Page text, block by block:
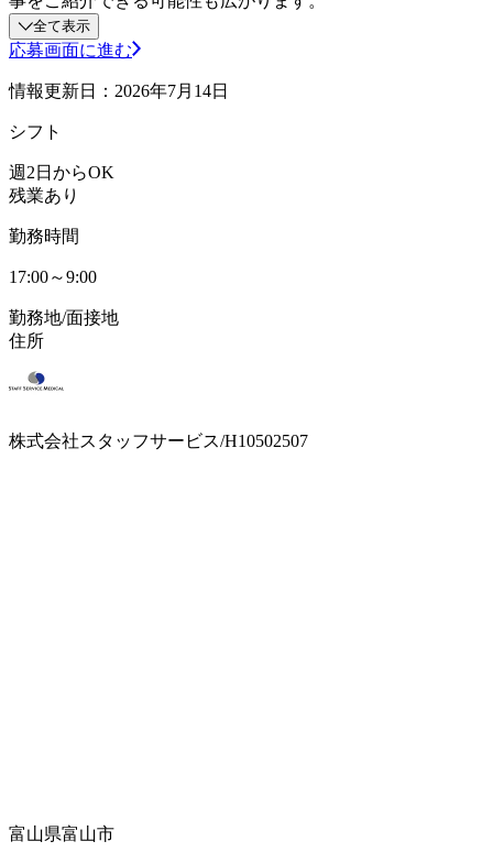
全て表示
応募画面に進む
情報更新日：2026年7月14日
シフト
週2日からOK
残業あり
勤務時間
17:00～9:00
勤務地/面接地
住所
株式会社スタッフサービス/H10502507
富山県富山市